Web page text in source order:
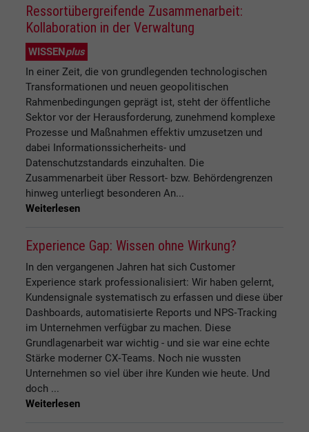
Ressortübergreifende Zusammenarbeit:
Kollaboration in der Verwaltung
WISSENplus
In einer Zeit, die von grundlegenden technologischen
Transformationen und neuen geopolitischen
Rahmenbedingungen geprägt ist, steht der öffentliche
Sektor vor der Herausforderung, zunehmend komplexe
Prozesse und Maßnahmen effektiv umzusetzen und
dabei Informationssicherheits- und
Datenschutzstandards einzuhalten. Die
Zusammenarbeit über Ressort- bzw. Behördengrenzen
hinweg unterliegt besonderen An...
Weiterlesen
Experience Gap: Wissen ohne Wirkung?
In den vergangenen Jahren hat sich Customer
Experience stark professionalisiert: Wir haben gelernt,
Kundensignale systematisch zu erfassen und diese über
Dashboards, automatisierte Reports und NPS‑Tracking
im Unternehmen verfügbar zu machen. Diese
Grundlagenarbeit war wichtig - und sie war eine echte
Stärke moderner CX‑Teams. Noch nie wussten
Unternehmen so viel über ihre Kunden wie heute. Und
doch ...
Weiterlesen